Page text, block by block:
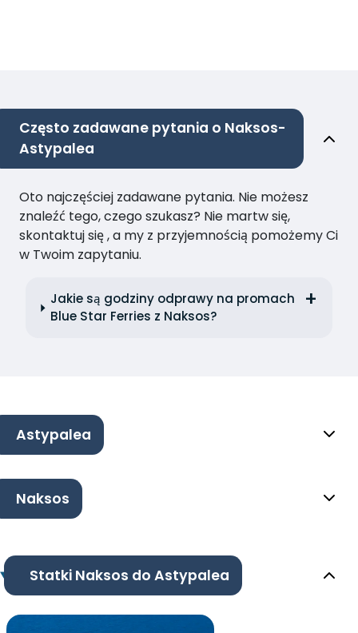
Często zadawane pytania o Naksos-
Astypalea
Oto najczęściej zadawane pytania. Nie możesz
znaleźć tego, czego szukasz? Nie martw się,
skontaktuj się , a my z przyjemnością pomożemy Ci
w Twoim zapytaniu.
Jakie są godziny odprawy na promach
Blue Star Ferries z Naksos?
Astypalea
Naksos
Statki Naksos do Astypalea